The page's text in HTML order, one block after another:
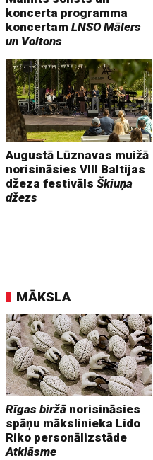
koncerta programma
koncertamLNSO Mālers
un Voltons
Augustā Lūznavas muižā
norisināsies VIII Baltijas
džeza festivālsŠkiuņa
džezs
MĀKSLA
Rīgas biržā norisināsies
spāņu mākslinieka Lido
Riko personālizstāde
Atklāsme